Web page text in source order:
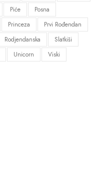
Piće
Posna
Princeza
Prvi Rođendan
Rodjendanska
Slatkiši
Unicorn
Viski